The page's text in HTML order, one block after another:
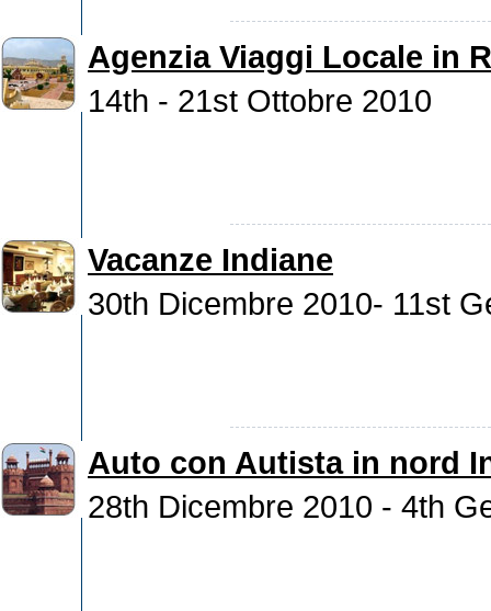
Agenzia Viaggi Locale in
14th - 21st Ottobre 2010
Vacanze Indiane
30th Dicembre 2010- 11st
Auto con Autista in nord
28th Dicembre 2010 - 4th